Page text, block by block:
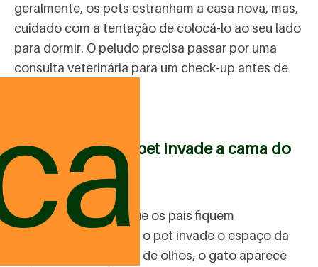
geralmente, os pets estranham a casa nova, mas,
cuidado com a tentação de colocá-lo ao seu lado
para dormir. O peludo precisa passar por uma
consulta veterinária para um check-up antes de
Curiosidade: seu pet invade a cama do
seu filho?
É bastante comum que os pais fiquem
preocupados quando o pet invade o espaço da
criança. Em um piscar de olhos, o gato aparece